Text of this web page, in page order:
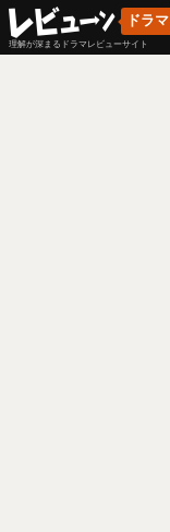
ドラマ
理解が深まるドラマレビューサイト